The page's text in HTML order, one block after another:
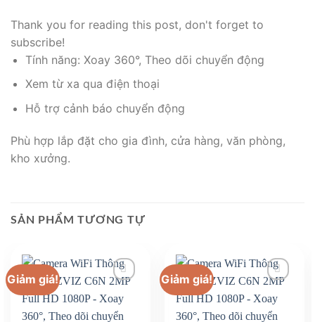
Thank you for reading this post, don't forget to
subscribe!
Tính năng: Xoay 360°, Theo dõi chuyển động
Xem từ xa qua điện thoại
Hỗ trợ cảnh báo chuyển động
Phù hợp lắp đặt cho gia đình, cửa hàng, văn phòng,
kho xưởng.
SẢN PHẨM TƯƠNG TỰ
Giảm giá! Giảm giá!